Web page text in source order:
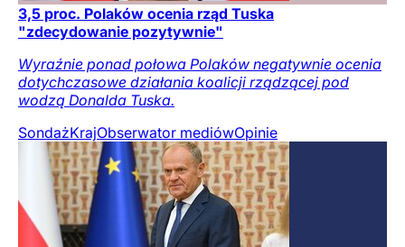
3,5 proc. Polaków ocenia rząd Tuska
"zdecydowanie pozytywnie"
Wyraźnie ponad połowa Polaków negatywnie ocenia
dotychczasowe działania koalicji rządzącej pod
wodzą Donalda Tuska.
SondażKrajObserwator mediówOpinie